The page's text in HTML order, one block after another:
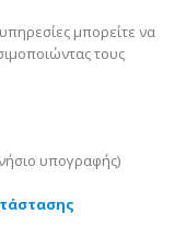
μπορείτε να
τους
υπογραφής)